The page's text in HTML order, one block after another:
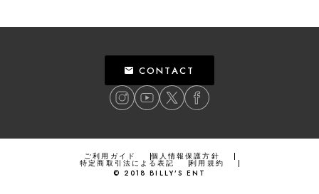
CONTACT
ご利用ガイド 個人情報保護方針
特定商取引法による表記
利用規約
© 2018 BILLY’S ENT